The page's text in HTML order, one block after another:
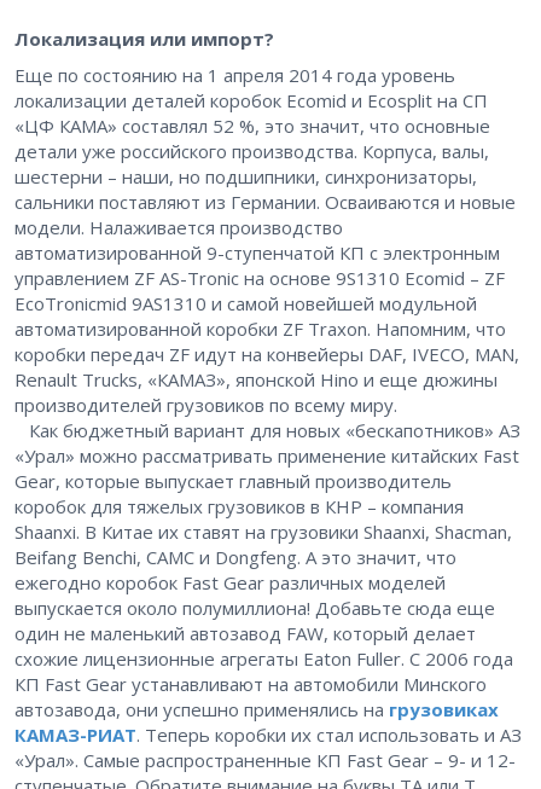
Локализация или импорт?
Еще по состоянию на 1 апреля 2014 года уровень
локализации деталей коробок Ecomid и Ecosplit на СП
«ЦФ КАМА» составлял 52 %, это значит, что основные
детали уже российского производства. Корпуса, валы,
шестерни – ​наши, но подшипники, синхронизаторы,
сальники поставляют из Германии. Осваиваются и новые
модели. Налаживается производство
автоматизированной 9-ступенчатой КП с электронным
управлением ZF AS-Tronic на основе 9S1310 Ecomid – ​ZF
EcoTronicmid 9AS1310 и самой новейшей модульной
автоматизированной коробки ZF Traxon. Напомним, что
коробки передач ZF идут на конвейеры DAF, IVECO, MAN,
Renault Trucks, «КАМАЗ», японской Hino и еще дюжины
производителей грузовиков по всему миру.
Как бюджетный вариант для новых «бескапотников» АЗ
«Урал» можно рассматривать применение китайских Fast
Gear, которые выпускает главный производитель
коробок для тяжелых грузовиков в КНР – ​компания
Shaanxi. В Китае их ставят на грузовики Shaanxi, Shacman,
Beifang Benchi, CAMC и Dongfeng. А это значит, что
ежегодно коробок Fast Gear различных моделей
выпускается около полумиллиона! Добавьте сюда еще
один не маленький автозавод FAW, который делает
схожие лицензионные агрегаты Eaton Fuller. С 2006 года
КП Fast Gear устанавливают на автомобили Минского
автозавода, они успешно применялись на грузовиках
КАМАЗ-РИАТ. Теперь коробки их стал использовать и АЗ
«Урал». Самые распространенные КП Fast Gear – 9- и 12-